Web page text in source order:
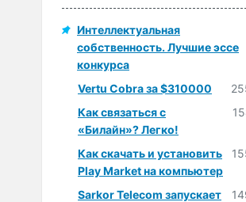
Интеллектуальная
собственность. Лучшие эссе
конкурса
Vertu Cobra за $310000
Как связаться с
«Билайн»? Легко!
Как скачать и установить
Play Market на компьютер
Sarkor Telecom запускает